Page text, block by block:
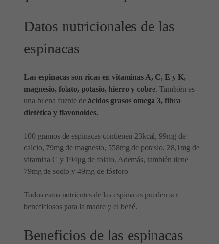
Datos nutricionales de las
espinacas
Las espinacas son ricas en vitaminas A, C, E y K,
magnesio, folato, potasio, hierro y cobre. También es
una buena fuente de ácidos grasos omega 3, fibra
dietética y flavonoides.
100 gramos de espinacas contienen 23kcal, 99mg de
calcio, 79mg de magnesio, 558mg de potasio, 28,1mg de
vitamina C y 194µg de folato. Además, también tiene
79mg de sodio y 49mg de fósforo .
Todos estos nutrientes de las espinacas pueden ser
beneficiosos para la madre y el bebé.
Beneficios de las espinacas